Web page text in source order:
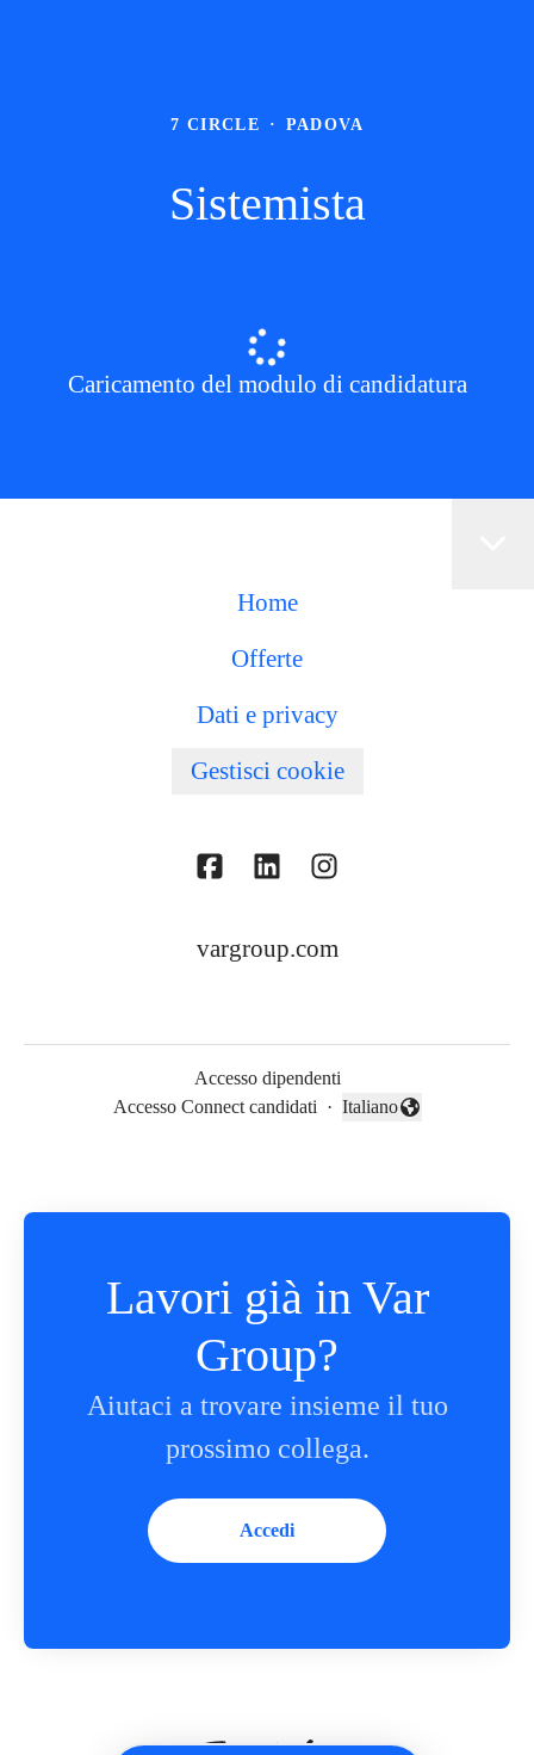
7 CIRCLE · PADOVA
Sistemista
Caricamento del modulo di candidatura
Home
Offerte
Dati e privacy
Gestisci cookie
vargroup.com
Accesso dipendenti
Accesso Connect candidati ·
Cambia lingua
Italiano
Lavori già in Var
Group?
Aiutaci a trovare insieme il tuo
prossimo collega.
Accedi